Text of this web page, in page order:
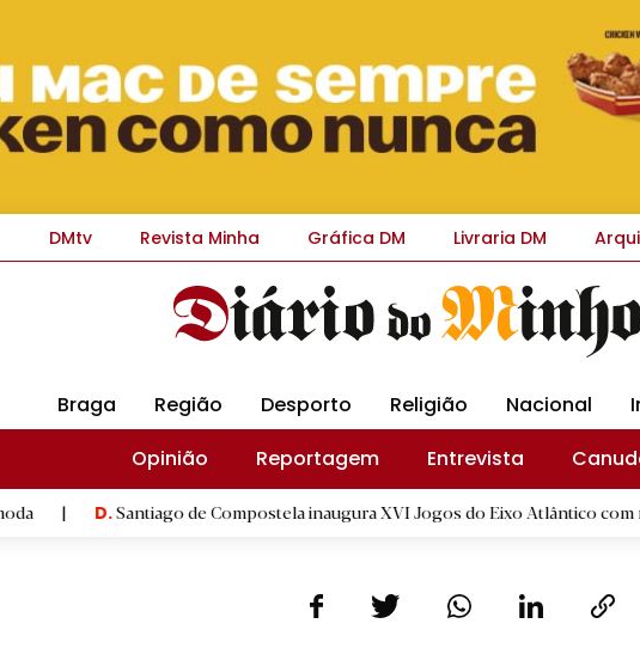
DMtv Revista Minha Gráfica DM Livraria DM
Braga Região Desporto Religião Nacional
Opinião
Reportagem Entrevista
D.Santiago de Compostela inaugura XVI Jogos do Eixo Atlântico com mais de